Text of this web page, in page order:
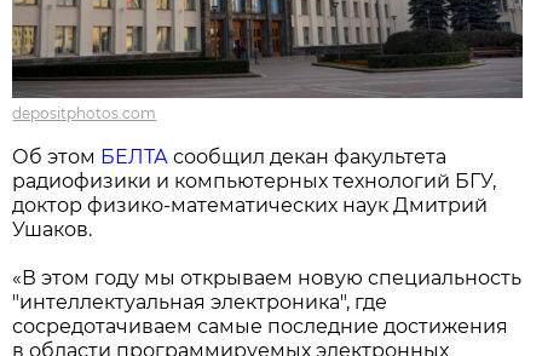
depositphotos.com
Об этом БЕЛТАсообщил декан факультета
радиофизики и компьютерных технологий БГУ,
доктор физико-математических наук Дмитрий
Ушаков.
«В этом году мы открываем новую специальность
"интеллектуальная электроника", где
сосредотачиваем самые последние достижения
в области программируемых электронных